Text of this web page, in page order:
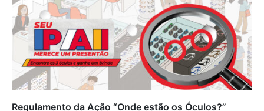
Regulamento da Ação “Onde estão os Óculos?”